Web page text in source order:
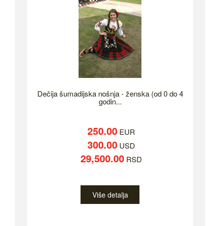
Dečija šumadijska nošnja - ženska (od 0 do 4
godin...
250.00 EUR
300.00 USD
29,500.00 RSD
Više detalja